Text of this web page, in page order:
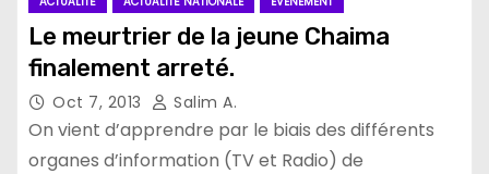
Le meurtrier de la jeune Chaima
finalement arreté.
Oct 7, 2013 Salim A.
On vient d’apprendre par le biais des différents
organes d’information (TV et Radio) de